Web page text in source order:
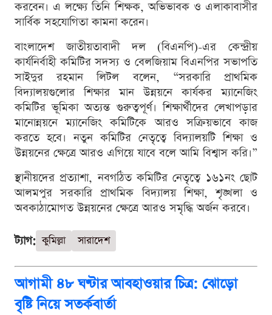
করবেন। এ লক্ষ্যে তিনি শিক্ষক, অভিভাবক ও এলাকাবাসীর
সার্বিক সহযোগিতা কামনা করেন।
বাংলাদেশ জাতীয়তাবাদী দল (বিএনপি)-এর কেন্দ্রীয়
কার্যনির্বাহী কমিটির সদস্য ও বেলজিয়াম বিএনপির সভাপতি
সাইদুর রহমান লিটল বলেন, “সরকারি প্রাথমিক
বিদ্যালয়গুলোর শিক্ষার মান উন্নয়নে কার্যকর ম্যানেজিং
কমিটির ভূমিকা অত্যন্ত গুরুত্বপূর্ণ। শিক্ষার্থীদের লেখাপড়ার
মানোন্নয়নে ম্যানেজিং কমিটিকে আরও সক্রিয়ভাবে কাজ
করতে হবে। নতুন কমিটির নেতৃত্বে বিদ্যালয়টি শিক্ষা ও
উন্নয়নের ক্ষেত্রে আরও এগিয়ে যাবে বলে আমি বিশ্বাস করি।”
স্থানীয়দের প্রত্যাশা, নবগঠিত কমিটির নেতৃত্বে ১৬১নং ছোট
আলমপুর সরকারি প্রাথমিক বিদ্যালয় শিক্ষা, শৃঙ্খলা ও
অবকাঠামোগত উন্নয়নের ক্ষেত্রে আরও সমৃদ্ধি অর্জন করবে।
ট্যাগ: কুমিল্লা সারাদেশ
আগামী ৪৮ ঘণ্টার আবহাওয়ার চিত্র: ঝোড়ো
বৃষ্টি নিয়ে সতর্কবার্তা